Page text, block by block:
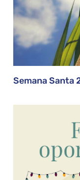
Semana Santa